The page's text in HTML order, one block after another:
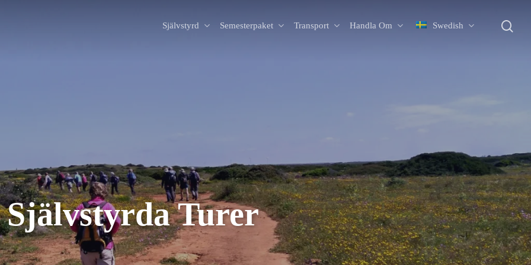
Självstyrd Semesterpaket Transport Handla Om Swedish
Självstyrda Turer